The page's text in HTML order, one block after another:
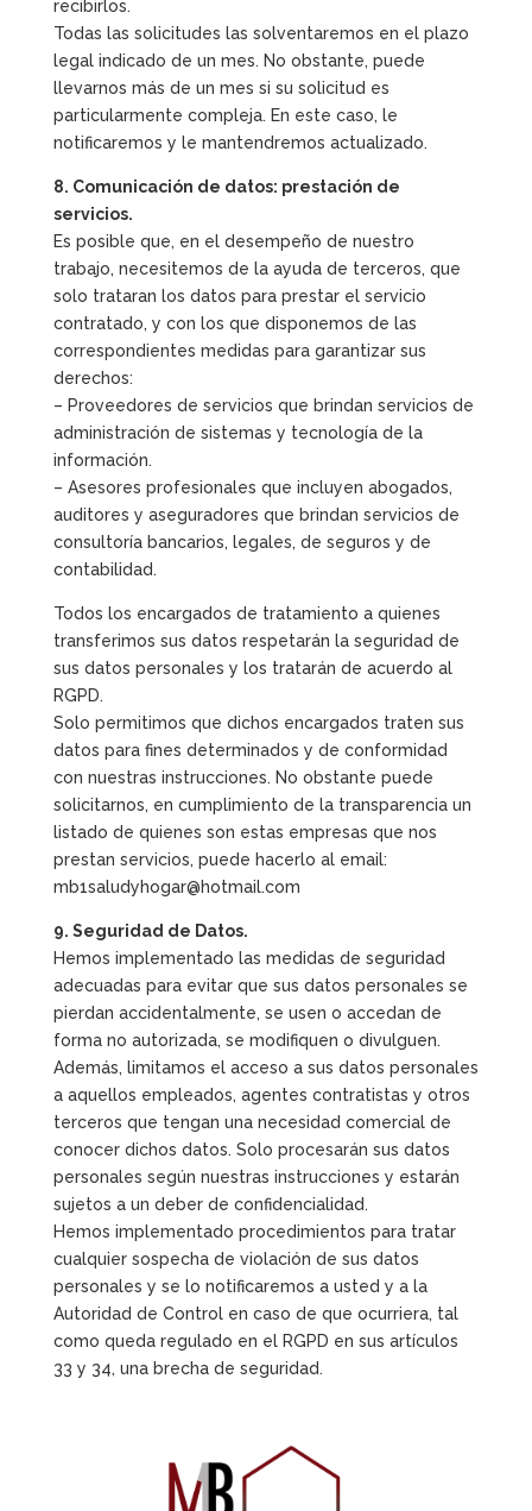
recibirlos.
Todas las solicitudes las solventaremos en el plazo
legal indicado de un mes. No obstante, puede
llevarnos más de un mes si su solicitud es
particularmente compleja. En este caso, le
notificaremos y le mantendremos actualizado.
8. Comunicación de datos: prestación de
servicios.
Es posible que, en el desempeño de nuestro
trabajo, necesitemos de la ayuda de terceros, que
solo trataran los datos para prestar el servicio
contratado, y con los que disponemos de las
correspondientes medidas para garantizar sus
derechos:
– Proveedores de servicios que brindan servicios de
administración de sistemas y tecnología de la
información.
– Asesores profesionales que incluyen abogados,
auditores y aseguradores que brindan servicios de
consultoría bancarios, legales, de seguros y de
contabilidad.
Todos los encargados de tratamiento a quienes
transferimos sus datos respetarán la seguridad de
sus datos personales y los tratarán de acuerdo al
RGPD.
Solo permitimos que dichos encargados traten sus
datos para fines determinados y de conformidad
con nuestras instrucciones. No obstante puede
solicitarnos, en cumplimiento de la transparencia un
listado de quienes son estas empresas que nos
prestan servicios, puede hacerlo al email:
mb1saludyhogar@hotmail.com
9. Seguridad de Datos.
Hemos implementado las medidas de seguridad
adecuadas para evitar que sus datos personales se
pierdan accidentalmente, se usen o accedan de
forma no autorizada, se modifiquen o divulguen.
Además, limitamos el acceso a sus datos personales
a aquellos empleados, agentes contratistas y otros
terceros que tengan una necesidad comercial de
conocer dichos datos. Solo procesarán sus datos
personales según nuestras instrucciones y estarán
sujetos a un deber de confidencialidad.
Hemos implementado procedimientos para tratar
cualquier sospecha de violación de sus datos
personales y se lo notificaremos a usted y a la
Autoridad de Control en caso de que ocurriera, tal
como queda regulado en el RGPD en sus artículos
33 y 34, una brecha de seguridad.